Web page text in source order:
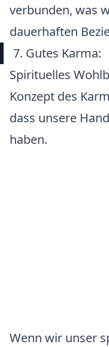
verbunden, was
dauerhaften
7. Gutes Karma:
Spirituelles
Konzept des
dass unsere
haben.
Wenn wir unser